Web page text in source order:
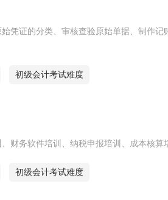
凭证的分类、审核查验原始单据、制作
初级会计考试难度
财务软件培训、纳税申报培训、成本核算
初级会计考试难度